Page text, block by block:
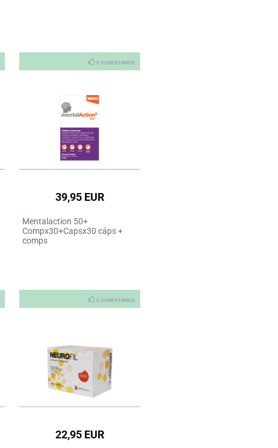
0 COMENTÁRIOS
39,95 EUR
Mentalaction 50+
Compx30+Capsx30 cáps +
comps
0 COMENTÁRIOS
22,95 EUR